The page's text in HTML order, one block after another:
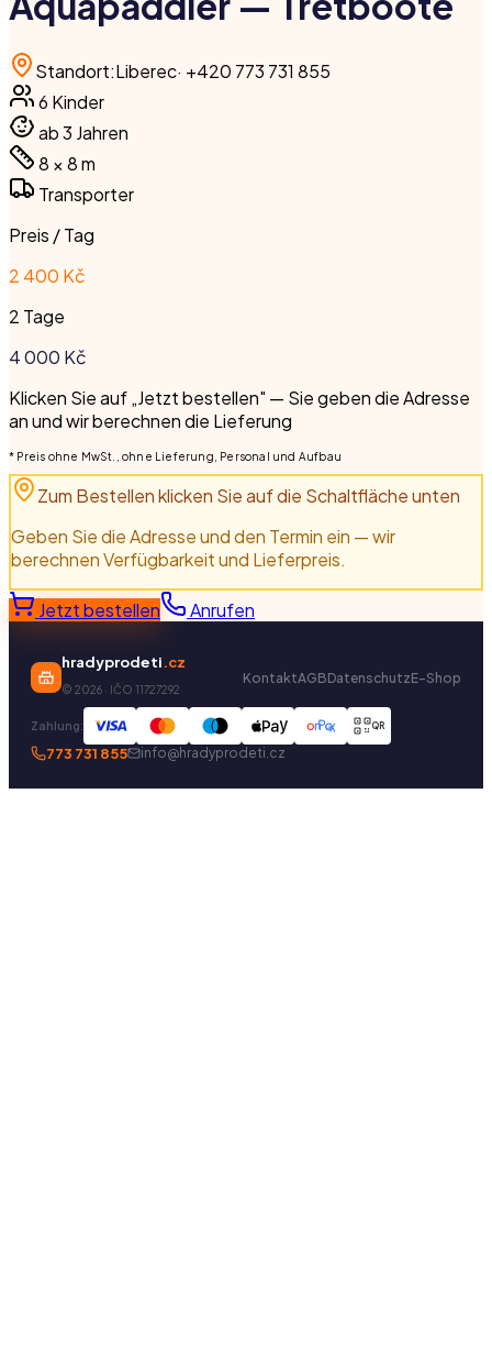
Standort:Liberec· +420 773 731 855
6 Kinder
ab 3 Jahren
8 × 8m
Transporter
Preis / Tag
2 400 Kč
2 Tage
4 000 Kč
Klicken Sie auf „Jetzt bestellen" — Sie geben die Adresse
an und wir berechnen die Lieferung
* Preis ohne MwSt., ohne Lieferung, Personal und Aufbau
Zum Bestellen klicken Sie auf die Schaltfläche unten
Geben Sie die Adresse und den Termin ein — wir
berechnen Verfügbarkeit und Lieferpreis.
Jetzt bestellen Anrufen
hradyprodeti.cz
© 2026 · IČO 11727292
KontaktAGBDatenschutzE-Shop
Zahlung: QR
773 731 855 info@hradyprodeti.cz